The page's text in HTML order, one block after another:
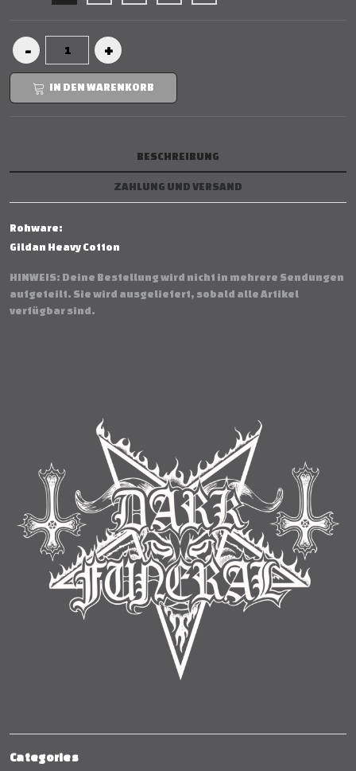
IN DEN WARENKORB
BESCHREIBUNG
ZAHLUNG UND VERSAND
Rohware:
Gildan Heavy Cotton
HINWEIS: Deine Bestellung wird nicht in mehrere Sendungen
aufgeteilt. Sie wird ausgeliefert, sobald alle Artikel
verfügbar sind.
Categories